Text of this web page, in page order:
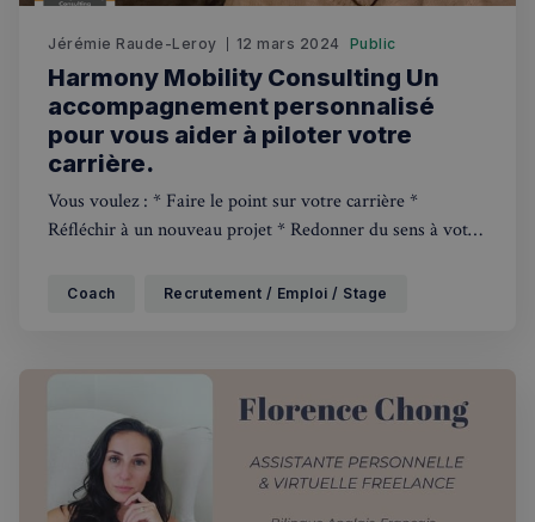
Jérémie Raude-Leroy 12 mars 2024 Public
Harmony Mobility Consulting Un
accompagnement personnalisé
pour vous aider à piloter votre
carrière.
Vous voulez : * Faire le point sur votre carrière *
Réfléchir à un nouveau projet * Redonner du sens à votre
Londres * Comprendre le marché de l’emploi *
fondamentaux : compétences, valeurs et moteurs
Coach Recrutement / Emploi / Stage